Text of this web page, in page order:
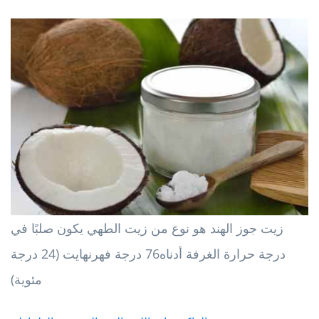
زيت جوز الهند هو نوع من زيت الطهي يكون صلبًا في
درجة حرارة الغرفة أدناه
76 درجة فهرنهايت (24 درجة
مئوية)